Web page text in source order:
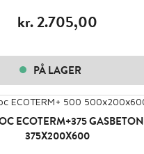
kr.2.705,00
PÅ LAGER
ECOTERM+375 GASBETON
375X200X600